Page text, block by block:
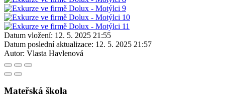
Datum vložení: 12. 5. 2025 21:55
Datum poslední aktualizace: 12. 5. 2025 21:57
Autor: Vlasta Havlenová
Mateřská škola